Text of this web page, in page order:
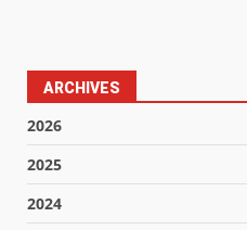
ARCHIVES
2026
2025
2024